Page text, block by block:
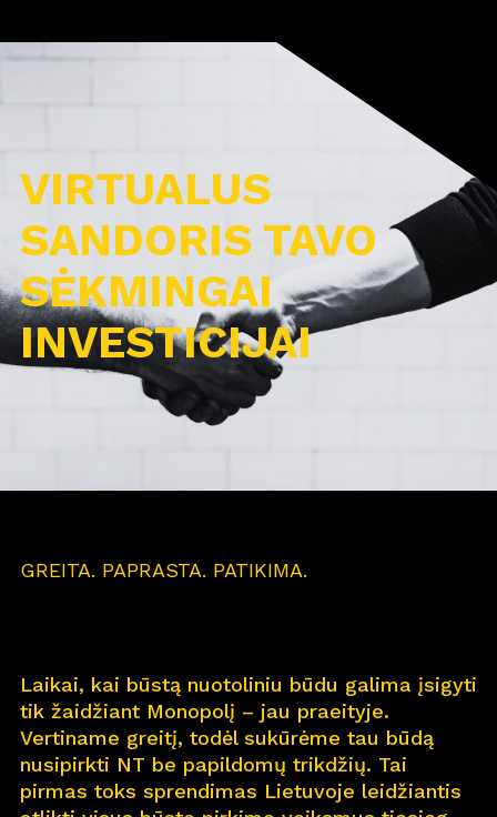
VIRTUALUS
SANDORIS TAVO
SĖKMINGAI
INVESTICIJAI
GREITA. PAPRASTA. PATIKIMA.
Laikai, kai būstą nuotoliniu būdu galima įsigyti
tik žaidžiant Monopolį – jau praeityje.
Vertiname greitį, todėl sukūrėme tau būdą
nusipirkti NT be papildomų trikdžių. Tai
pirmas toks sprendimas Lietuvoje leidžiantis